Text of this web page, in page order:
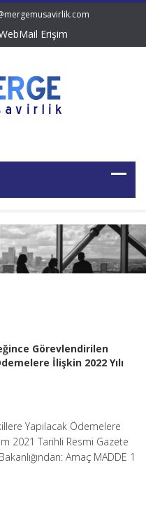
Erişim
Görevlendirilen
İlişkin 2022 Yılı
Yapılacak Ödemelere
2021 Tarihli Resmi Gazete
Amaç MADDE 1